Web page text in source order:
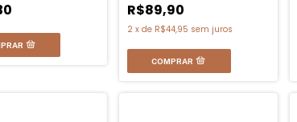
R$89,90
2 xde R$44,95 sem juros